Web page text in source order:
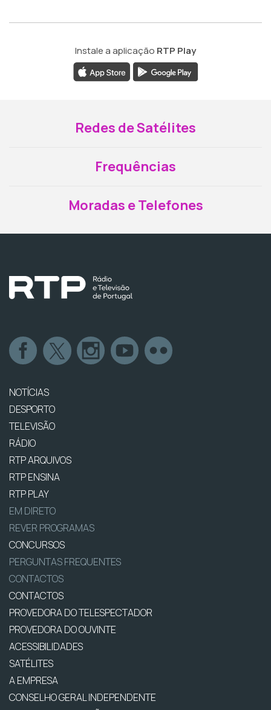
Instale a aplicação RTP Play
Redes de Satélites
Frequências
Moradas e Telefones
NOTÍCIAS
DESPORTO
TELEVISÃO
RÁDIO
RTP ARQUIVOS
RTP ENSINA
RTP PLAY
EM DIRETO
REVER PROGRAMAS
CONCURSOS
PERGUNTAS FREQUENTES
CONTACTOS
CONTACTOS
PROVEDORA DO TELESPECTADOR
PROVEDORA DO OUVINTE
ACESSIBILIDADES
SATÉLITES
A EMPRESA
CONSELHO GERAL INDEPENDENTE